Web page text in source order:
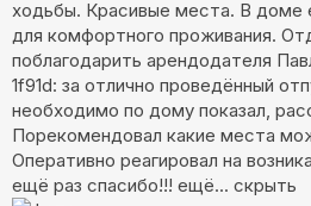
ходьбы. Красивые места. В доме
для комфортного проживания.
поблагодарить арендодателя
1f91d: за отлично проведённый
необходимо по дому показал,
Порекомендовал какие места
Оперативно реагировал на
ещё раз спасибо!!! ещё... скрыть